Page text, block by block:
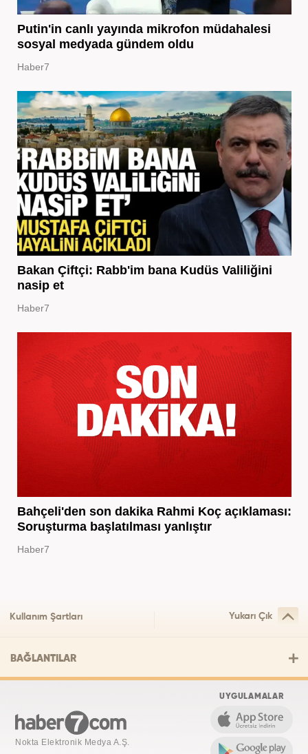
Putin'in canlı yayında mikrofon müdahalesi
sosyal medyada gündem oldu
Haber7
Bakan Çiftçi: Rabb'im bana Kudüs Valiliğini
nasip et
Haber7
Bahçeli'den son dakika Rahmi Koç açıklaması:
Soruşturma başlatılması yanlıştır
Haber7
Kullanım Şartları Yukarı Çık
BAĞLANTILAR
Nokta Elektronik Medya A.Ş.
UYGULAMALAR